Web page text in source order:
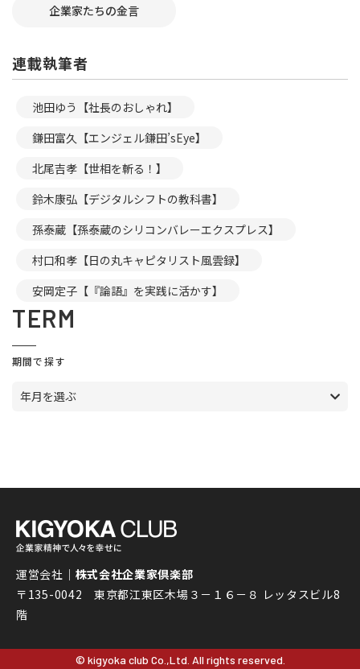
企業家たちの金言
連載執筆者
池田ゆう【社長のおしゃれ】
鎌田富久【エンジェル鎌田’sEye】
北尾吉孝【世相を斬る！】
鈴木康弘【デジタルシフトの教科書】
孫泰蔵【孫泰蔵のシリコンバレーエクスプレス】
村口和孝【日の丸キャピタリスト風雲録】
安岡定子【『論語』を実践に活かす】
TERM
期間で探す
年月を選ぶ
運営会社｜ 株式会社企業家倶楽部
〒135-0042 東京都江東区木場３－１６－８ レッタスビル8
階
© kigyoka club Co.,Ltd. All rights reserved.